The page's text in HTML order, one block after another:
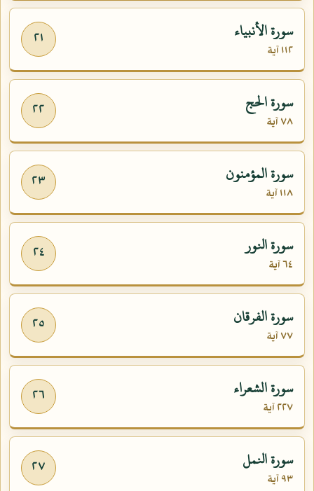
٢١ سورة الأنبياء
١١٢ آية
٢٢ سورة الحج
٧٨ آية
٢٣ سورة المؤمنون
١١٨ آية
٢٤ سورة النور
٦٤ آية
٢٥ سورة الفرقان
٧٧ آية
٢٦ سورة الشعراء
٢٢٧ آية
٢٧ سورة النمل
٩٣ آية